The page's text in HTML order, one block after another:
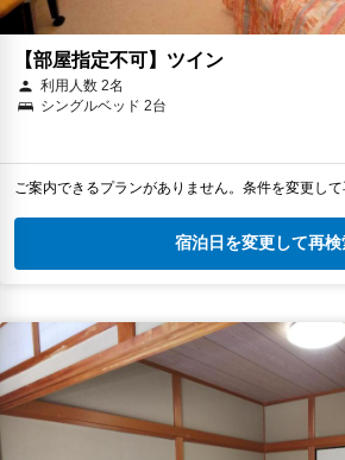
【部屋指定不可】ツイン
利用人数 2名
シングルベッド 2台
ご案内できるプランがありません。条件を変更して
宿泊日を変更して再検